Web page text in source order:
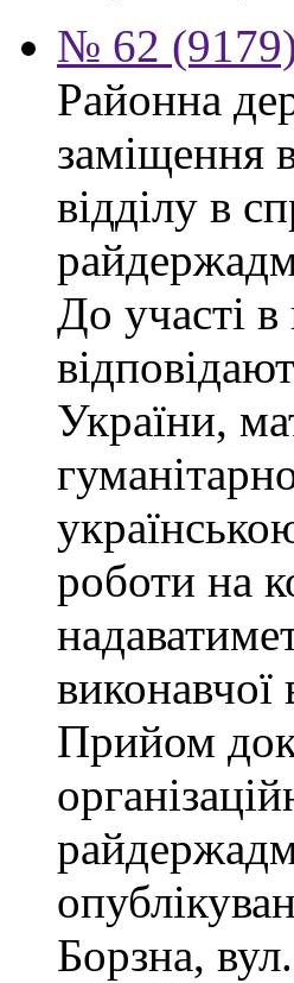
№ 62 (9179)
Районна
заміщення
відділу в
До участі в
України,
роботи на
виконавчої
Прийом
Борзна,